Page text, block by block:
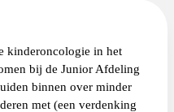
kinderoncologie in het
bij de Junior Afdeling
binnen over minder
met (een verdenking